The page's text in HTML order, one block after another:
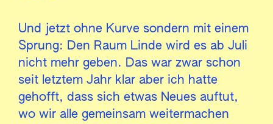
Und jetzt ohne Kurve sondern mit einem
Sprung: Den Raum Linde wird es ab Juli
nicht mehr geben. Das war zwar schon
seit letztem Jahr klar aber ich hatte
gehofft, dass sich etwas Neues auftut,
wo wir alle gemeinsam weitermachen